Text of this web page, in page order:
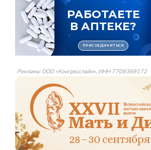
Реклама: ООО «Конгресслайн», ИНН 7708369172